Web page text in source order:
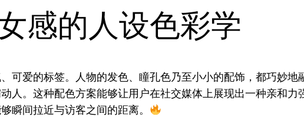
感的人设色彩学
可爱的标签。人物的发色、瞳孔色乃至小小的配饰，都巧妙地
人。这种配色方案能够让用户在社交媒体上展现出一种亲和
瞬间拉近与访客之间的距离。